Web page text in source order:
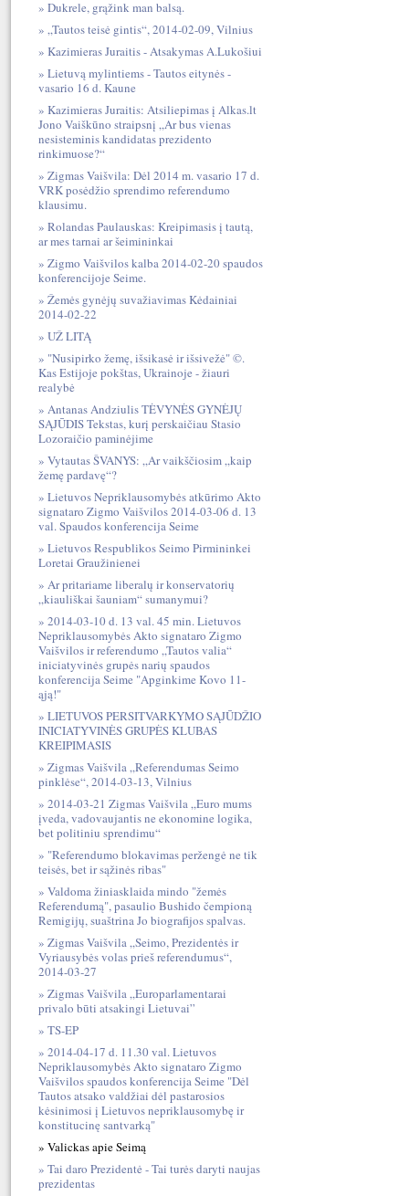
Dukrele, grąžink man balsą.
„Tautos teisė gintis“, 2014-02-09, Vilnius
Kazimieras Juraitis - Atsakymas A.Lukošiui
Lietuvą mylintiems - Tautos eitynės -
vasario 16 d. Kaune
Kazimieras Juraitis: Atsiliepimas į Alkas.lt
Jono Vaiškūno straipsnį „Ar bus vienas
nesisteminis kandidatas prezidento
rinkimuose?“
Zigmas Vaišvila: Dėl 2014 m. vasario 17 d.
VRK posėdžio sprendimo referendumo
klausimu.
Rolandas Paulauskas: Kreipimasis į tautą,
ar mes tarnai ar šeimininkai
Zigmo Vaišvilos kalba 2014-02-20 spaudos
konferencijoje Seime.
Žemės gynėjų suvažiavimas Kėdainiai
2014-02-22
UŽ LITĄ
"Nusipirko žemę, išsikasė ir išsivežė" ©.
Kas Estijoje pokštas, Ukrainoje - žiauri
realybė
Antanas Andziulis TĖVYNĖS GYNĖJŲ
SĄJŪDIS Tekstas, kurį perskaičiau Stasio
Lozoraičio paminėjime
Vytautas ŠVANYS: „Ar vaikščiosim „kaip
žemę pardavę“?
Lietuvos Nepriklausomybės atkūrimo Akto
signataro Zigmo Vaišvilos 2014-03-06 d. 13
val. Spaudos konferencija Seime
Lietuvos Respublikos Seimo Pirmininkei
Loretai Graužinienei
Ar pritariame liberalų ir konservatorių
„kiauliškai šauniam“ sumanymui?
2014-03-10 d. 13 val. 45 min. Lietuvos
Nepriklausomybės Akto signataro Zigmo
Vaišvilos ir referendumo „Tautos valia“
iniciatyvinės grupės narių spaudos
konferencija Seime "Apginkime Kovo 11-
ąją!"
LIETUVOS PERSITVARKYMO SĄJŪDŽIO
INICIATYVINĖS GRUPĖS KLUBAS
KREIPIMASIS
Zigmas Vaišvila „Referendumas Seimo
pinklėse“, 2014-03-13, Vilnius
2014-03-21 Zigmas Vaišvila „Euro mums
įveda, vadovaujantis ne ekonomine logika,
bet politiniu sprendimu“
"Referendumo blokavimas peržengė ne tik
teisės, bet ir sąžinės ribas"
Valdoma žiniasklaida mindo "žemės
Referendumą", pasaulio Bushido čempioną
Remigijų, suaštrina Jo biografijos spalvas.
Zigmas Vaišvila „Seimo, Prezidentės ir
Vyriausybės volas prieš referendumus“,
2014-03-27
Zigmas Vaišvila „Europarlamentarai
privalo būti atsakingi Lietuvai”
TS-EP
2014-04-17 d. 11.30 val. Lietuvos
Nepriklausomybės Akto signataro Zigmo
Vaišvilos spaudos konferencija Seime "Dėl
Tautos atsako valdžiai dėl pastarosios
kėsinimosi į Lietuvos nepriklausomybę ir
konstitucinę santvarką"
Valickas apie Seimą
Tai daro Prezidentė - Tai turės daryti naujas
prezidentas